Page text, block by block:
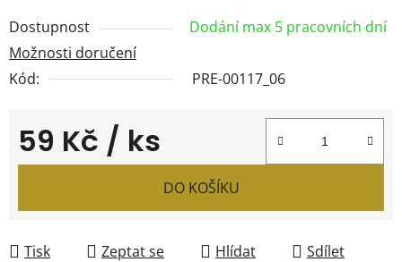
Dostupnost
Dodání max 5 pracovních dní
Možnosti doručení
Kód:
PRE-00117_06
59 Kč / ks
Měrná cena:
DO KOŠÍKU
Tisk Zeptat se Hlídat Sdílet